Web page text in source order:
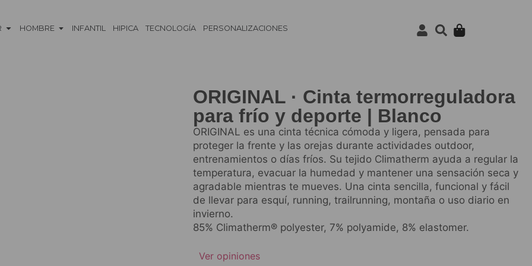
HOMBRE INFANTIL HIPICA TECNOLOGÍA PERSONALIZACIONES
ORIGINAL · Cinta termorreguladora
para frío y deporte | Blanco
ORIGINAL es una cinta técnica cómoda y ligera, pensada para
proteger la frente y las orejas durante actividades outdoor,
entrenamientos o días fríos. Su tejido Climatherm ayuda a regular la
temperatura, evacuar la humedad y mantener una sensación seca y
agradable mientras te mueves. Una cinta sencilla, funcional y fácil
de llevar para esquí, running, trailrunning, montaña o uso diario en
invierno.
85% Climatherm® polyester, 7% polyamide, 8% elastomer.
Ver opiniones